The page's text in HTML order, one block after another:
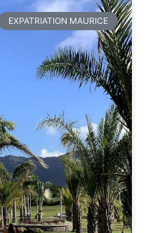
EXPATRIATION MAURICE